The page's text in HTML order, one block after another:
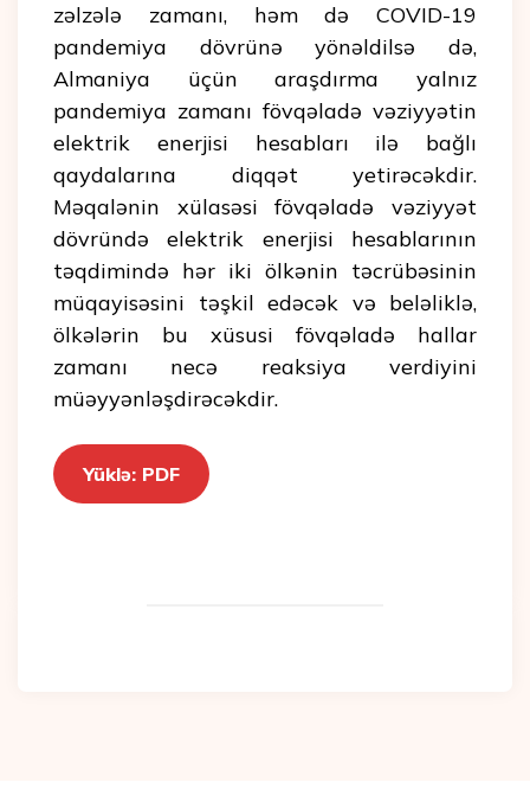
zəlzələ zamanı, həm də COVID-19
pandemiya dövrünə yönəldilsə də,
Almaniya üçün araşdırma yalnız
pandemiya zamanı fövqəladə vəziyyətin
elektrik enerjisi hesabları ilə bağlı
qaydalarına diqqət yetirəcəkdir.
Məqalənin xülasəsi fövqəladə vəziyyət
dövründə elektrik enerjisi hesablarının
təqdimində hər iki ölkənin təcrübəsinin
müqayisəsini təşkil edəcək və beləliklə,
ölkələrin bu xüsusi fövqəladə hallar
zamanı necə reaksiya verdiyini
müəyyənləşdirəcəkdir.
Yüklə: PDF